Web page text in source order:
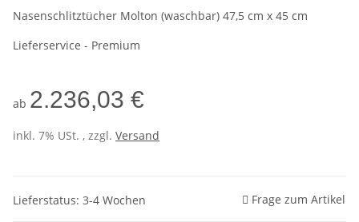
Nasenschlitztücher Molton (waschbar) 47,5 cm x 45 cm
Lieferservice - Premium
ab 2.236,03 €
inkl. 7% USt. , zzgl. Versand
Lieferstatus: 3-4 Wochen Frage zum Artikel